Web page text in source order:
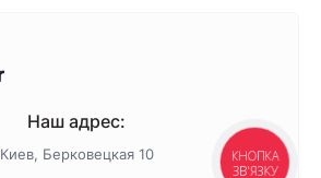
Наш адрес:
Киев, Берковецкая 10 КНОПКА
ЗВ'ЯЗКУ